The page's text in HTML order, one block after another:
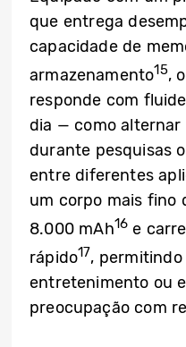
que entrega
capacidade de
armazenamento15, o
responde com
dia — como
durante pesquisas
entre diferentes
um corpo mais fino
8.000 mAh16 e
rápido17, permitindo
entretenimento ou
preocupação com